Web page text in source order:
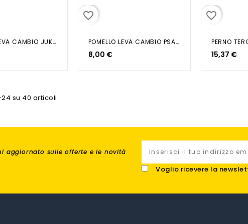
POMELLO LEVA CAMBIO JUKE-QASQHAI
favorite_border
POMELLO LEVA CAMBIO PSA...
8,00 €
favorite_border
15,37 €
su 40 articoli
aggiornato sulle offerte e le novità
Voglio ricevere la